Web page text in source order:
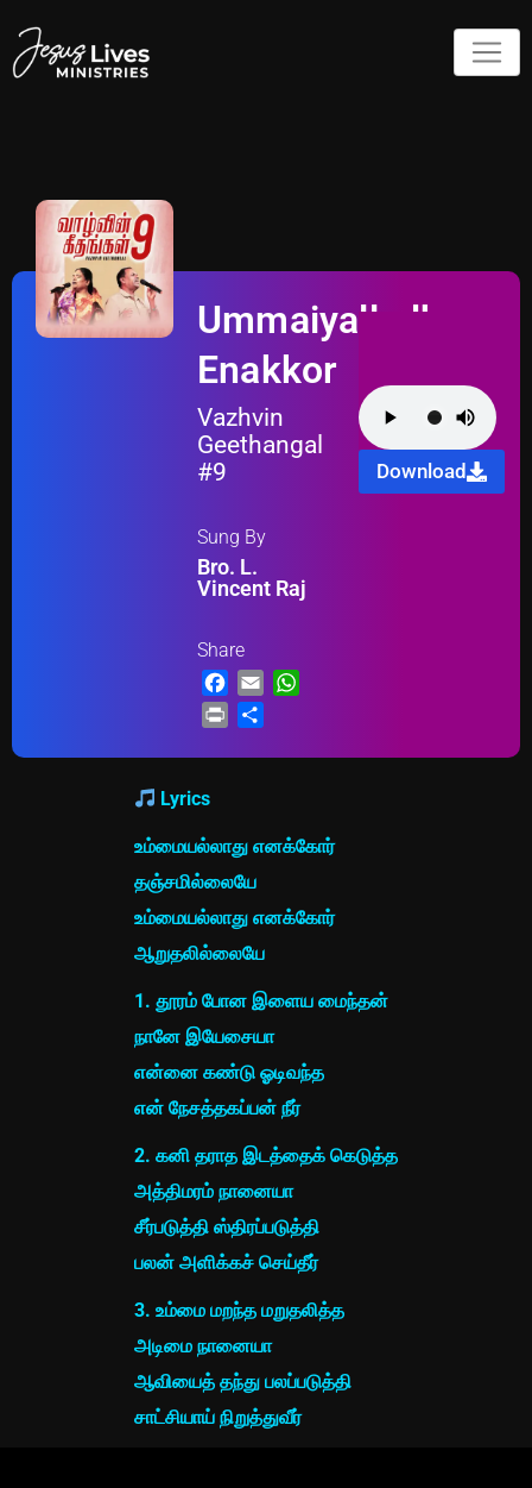
Ummaiyalladhu
Enakkor
Vazhvin
Geethangal
#9
Sung By
Bro. L.
Vincent Raj
Share
Facebook
Email
Print
Download
Lyrics
உம்மையல்லாது எனக்கோர்
தஞ்சமில்லையே
உம்மையல்லாது எனக்கோர்
ஆறுதலில்லையே
1. தூரம் போன இளைய மைந்தன்
நானே இயேசையா
என்னை கண்டு ஓடிவந்த
என் நேசத்தகப்பன் நீர்
2. கனி தராத இடத்தைக் கெடுத்த
அத்திமரம் நானையா
சீர்படுத்தி ஸ்திரப்படுத்தி
பலன் அளிக்கச் செய்தீர்
3. உம்மை மறந்த மறுதலித்த
அடிமை நானையா
ஆவியைத் தந்து பலப்படுத்தி
சாட்சியாய் நிறுத்துவீர்